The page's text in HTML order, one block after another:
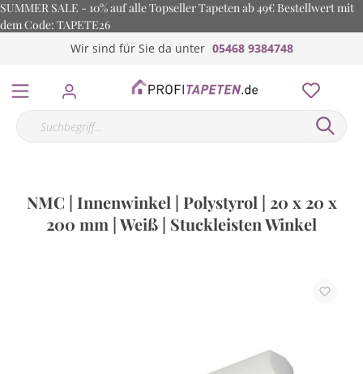
SUMMER SALE - 10% auf alle Topseller Tapeten ab 49€ Bestellwert mit
dem Code: TAPETE26
Wir sind für Sie da unter 05468 9384748
NMC | Innenwinkel | Polystyrol | 20 x 20 x
200 mm | Weiß | Stuckleisten Winkel